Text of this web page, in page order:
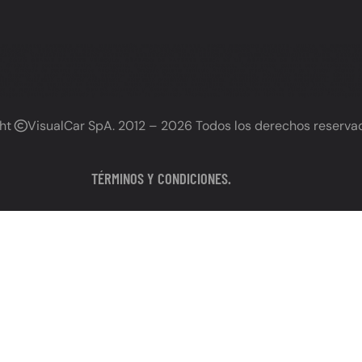
GRABADO PATENTE CHILE, OBLIGACIÓN GRABADO PATENTE, PLAZO GRABADO PATENTE, MULTA NO
seguridad Antofagasta, Servicio polarizado y láminas de seguridad Antofagasta,Polarizado de calidad Antofagasta,
(incluyendo polarizado y láminas), Taller de polarizado Antofagasta, Instalador de láminas de seguridad Antofagasta
VisualCar SpA. 2012 – 2026 Todos los derechos
TÉRMINOS Y CONDICIONES.